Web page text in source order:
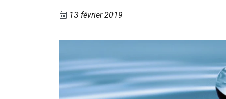
13 février 2019